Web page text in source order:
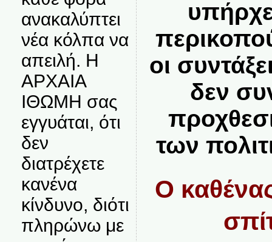
ανακαλύπτει
νέα κόλπα να
απειλή. Η
ΑΡΧΑΙΑ
ΙΘΩΜΗ σας
εγγυάται, ότι
δεν
διατρέχετε
κανένα
κίνδυνο, διότι
πληρώνω με
οι
δεν
των
Ο